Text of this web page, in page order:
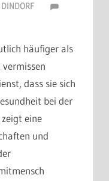
häufiger als
dass sie sich
bei der
eine
und